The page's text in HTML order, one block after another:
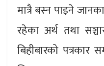
मात्रै बस्न पाइने
रहेका अर्थ तथा
बिहीबारको पत्रकार